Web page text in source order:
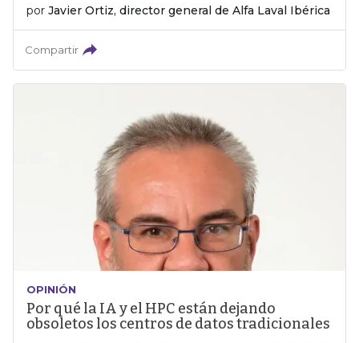
por Javier Ortiz, director general de Alfa Laval Ibérica
Compartir
OPINIÓN
Por qué la IA y el HPC están dejando
obsoletos los centros de datos tradicionales